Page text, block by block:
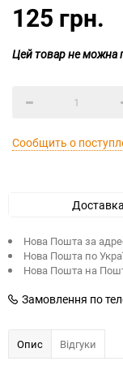
125 грн.
Цей товар не можна
Сообщить о
Доставка
Нова Пошта за
Нова Пошта по
Нова Пошта на
Замовлення по
Опис Відгуки